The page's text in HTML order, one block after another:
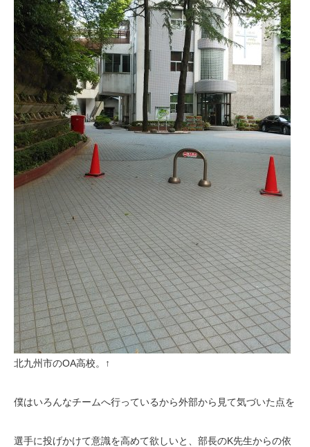
北九州市のOA高校。↑
僕はいろんなチームへ行っているから外部から見て気づいた点を
選手に投げかけて意識を高めて欲しいと、部長のK先生からの依